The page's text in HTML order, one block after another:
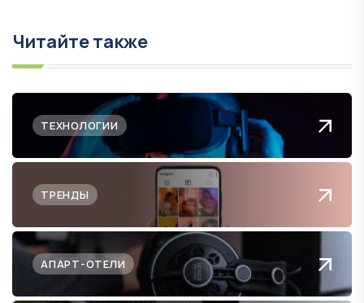
Читайте также
ТЕХНОЛОГИИ
ТРЕНДЫ
АПАРТ-ОТЕЛИ